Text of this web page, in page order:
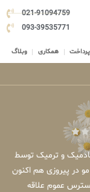
021-91094759
093-39535771
پرداخت همکاری وبلاگ
و ترمیک توسط
در پیروزی هم اکنون
عموم علاقه